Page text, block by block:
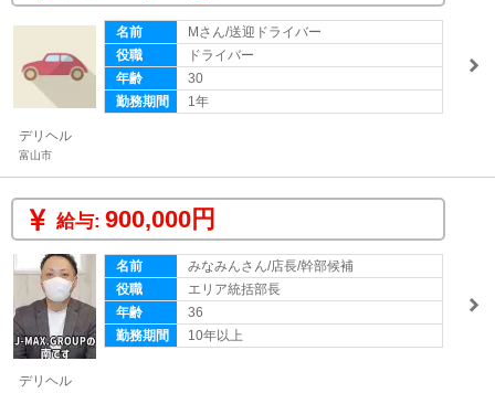
名前
Mさん/送迎ドライバー
役職
ドライバー
年齢
30
勤務期間
1年
デリヘル
富山市
給与: 900,000円
名前
みなみんさん/店長/幹部候補
役職
エリア統括部長
年齢
36
勤務期間
10年以上
デリヘル